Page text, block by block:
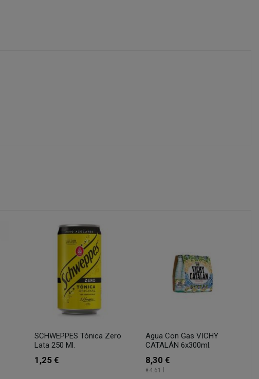
SCHWEPPES Tónica Zero
Lata 250 Ml.
1,25 €
Agua Con Gas VICHY
CATALÁN 6x300ml.
8,30 €
€4.61 l